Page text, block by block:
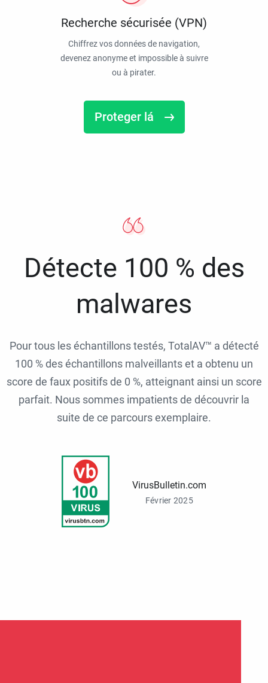
Recherche sécurisée (VPN)
Chiffrez vos données de navigation,
devenez anonyme et impossible à suivre
ou à pirater.
Proteger lá
Détecte 100 % des
malwares
Pour tous les échantillons testés, TotalAV™ a détecté
100 % des échantillons malveillants et a obtenu un
score de faux positifs de 0 %, atteignant ainsi un score
parfait. Nous sommes impatients de découvrir la
suite de ce parcours exemplaire.
VirusBulletin.com
Février 2025